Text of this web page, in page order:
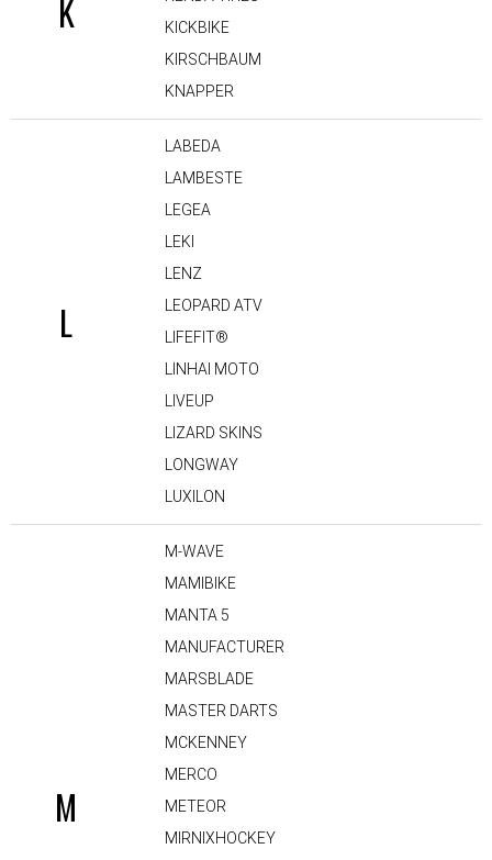
K
KICKBIKE
KIRSCHBAUM
KNAPPER
L
LABEDA
LAMBESTE
LEGEA
LEKI
LENZ
LEOPARD ATV
LIFEFIT®
LINHAI MOTO
LIVEUP
LIZARD SKINS
LONGWAY
LUXILON
M
M-WAVE
MAMIBIKE
MANTA 5
MANUFACTURER
MARSBLADE
MASTER DARTS
MCKENNEY
MERCO
METEOR
MIRNIXHOCKEY